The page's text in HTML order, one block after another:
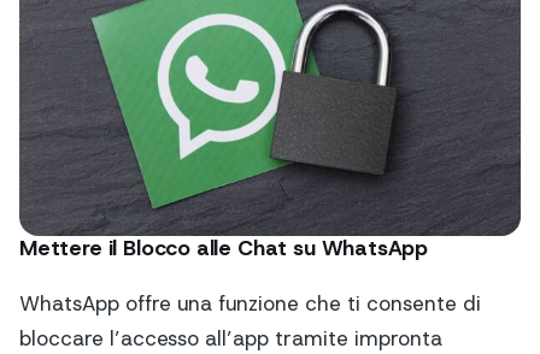
Mettere il Blocco alle Chat su WhatsApp
WhatsApp offre una funzione che ti consente di
bloccare l’accesso all’app tramite impronta